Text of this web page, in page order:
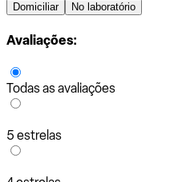
Domiciliar No laboratório
Avaliações:
Todas as avaliações
5 estrelas